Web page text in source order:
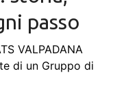
passo
VALPADANA
di un Gruppo di